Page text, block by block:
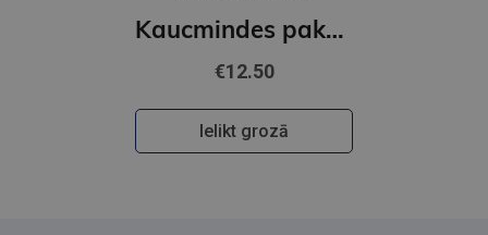
Kaucmindes pakavs
€12.50
Ielikt grozā